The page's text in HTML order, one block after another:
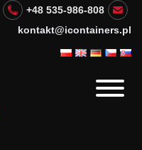
+48 535-986-808
kontakt@icontainers.pl